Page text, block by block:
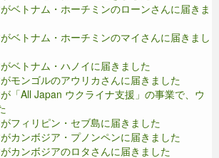
ベトナム・ホーチミンのローンさんに届きま
ベトナム・ホーチミンのマイさんに届きまし
ベトナム・ハノイに届きました
モンゴルのアウリカさんに届きました
「All Japan ウクライナ支援」の事業で、ウ
フィリピン・セブ島に届きました
カンボジア・プノンペンに届きました
カンボジアのロタさんに届きました